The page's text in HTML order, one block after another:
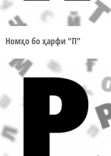
Номҳо бо ҳарфи "П"